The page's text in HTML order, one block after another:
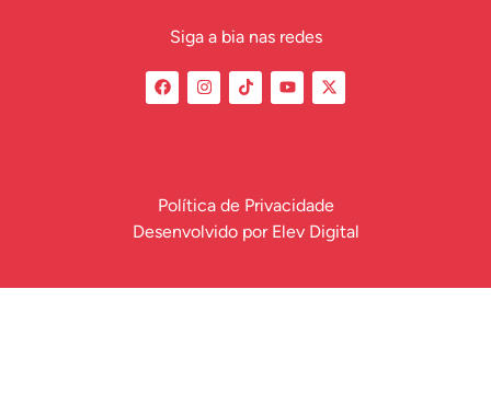
Siga a bia nas redes
Política de Privacidade
Desenvolvido por Elev Digital